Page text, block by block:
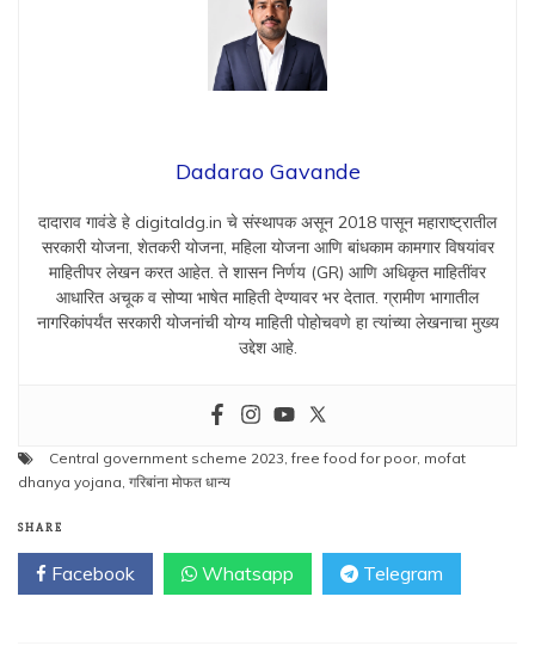
Dadarao Gavande
दादाराव गावंडे हे digitaldg.in चे संस्थापक असून 2018 पासून महाराष्ट्रातील
सरकारी योजना, शेतकरी योजना, महिला योजना आणि बांधकाम कामगार विषयांवर
माहितीपर लेखन करत आहेत. ते शासन निर्णय (GR) आणि अधिकृत माहितींवर
आधारित अचूक व सोप्या भाषेत माहिती देण्यावर भर देतात. ग्रामीण भागातील
नागरिकांपर्यंत सरकारी योजनांची योग्य माहिती पोहोचवणे हा त्यांच्या लेखनाचा मुख्य
उद्देश आहे.
Central government scheme 2023,free food for poor, mofat
dhanya yojana, गरिबांना मोफत धान्य
SHARE
Facebook Whatsapp Telegram